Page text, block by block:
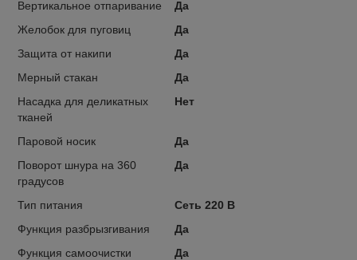
Вертикальное отпаривание
Да
Желобок для пуговиц
Да
Защита от накипи
Да
Мерный стакан
Да
Насадка для деликатных
тканей
Нет
Паровой носик
Да
Поворот шнура на 360
градусов
Да
Тип питания
Сеть 220 В
Функция разбрызгивания
Да
Функция самоочистки
Да